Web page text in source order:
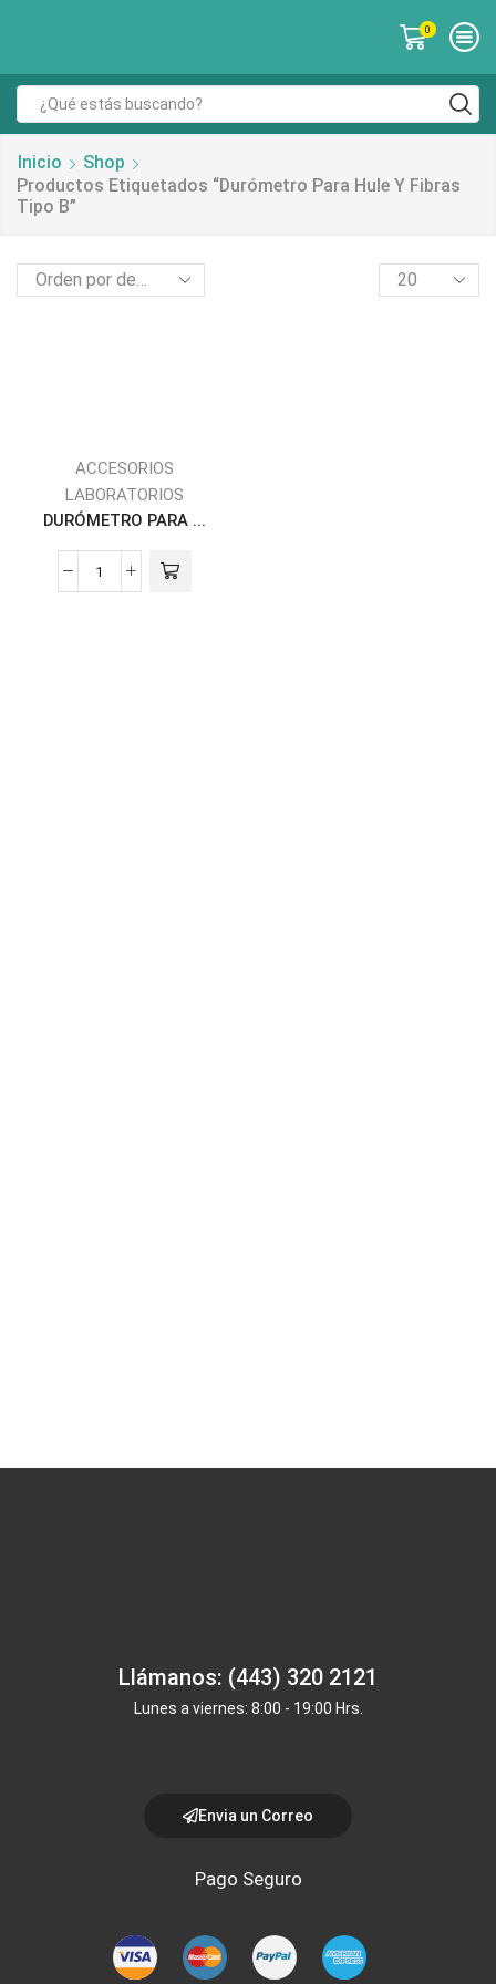
0
Inicio
Shop
Productos Etiquetados “durómetro Para Hule Y Fibras
Tipo B”
ACCESORIOS
LABORATORIOS
DURÓMETRO PARA ...
Llámanos: (443) 320 2121
Lunes a viernes: 8:00 - 19:00 Hrs.
Envia un Correo
Pago Seguro